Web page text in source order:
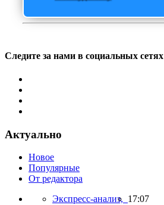
Следите за нами в социальных сетях
Актуально
Новое
Популярные
От редактора
Экспресс-анализ, 17:07